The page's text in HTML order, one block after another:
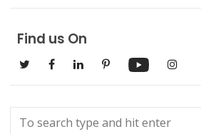
Find us On